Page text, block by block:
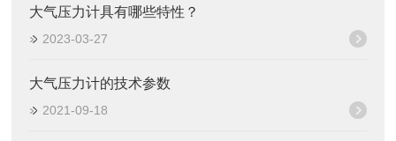
大气压力计具有哪些特性？
2023-03-27
大气压力计的技术参数
2021-09-18